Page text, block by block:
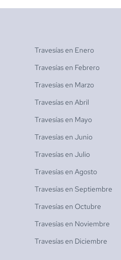
Travesías en Enero
Travesías en Febrero
Travesías en Marzo
Travesías en Abril
Travesías en Mayo
Travesías en Junio
Travesías en Julio
Travesías en Agosto
Travesías en Septiembre
Travesías en Octubre
Travesías en Noviembre
Travesías en Diciembre